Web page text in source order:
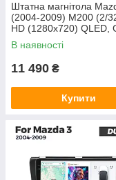
Штатна магнітола
(2004-2009) M200 (2/
HD (1280x720) QLED,
4G + CarPlay
В наявності
11 490 ₴
Купити